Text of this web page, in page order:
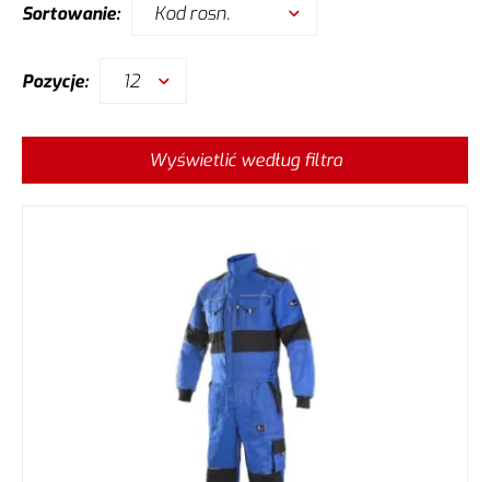
Sortowanie: Kod rosn.
Pozycje: 12
Wyświetlić według filtra